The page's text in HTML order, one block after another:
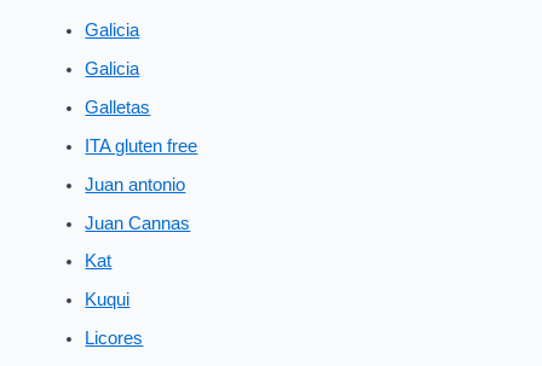
Galicia
Galicia
Galletas
ITA gluten free
Juan antonio
Juan Cannas
Kat
Kuqui
Licores